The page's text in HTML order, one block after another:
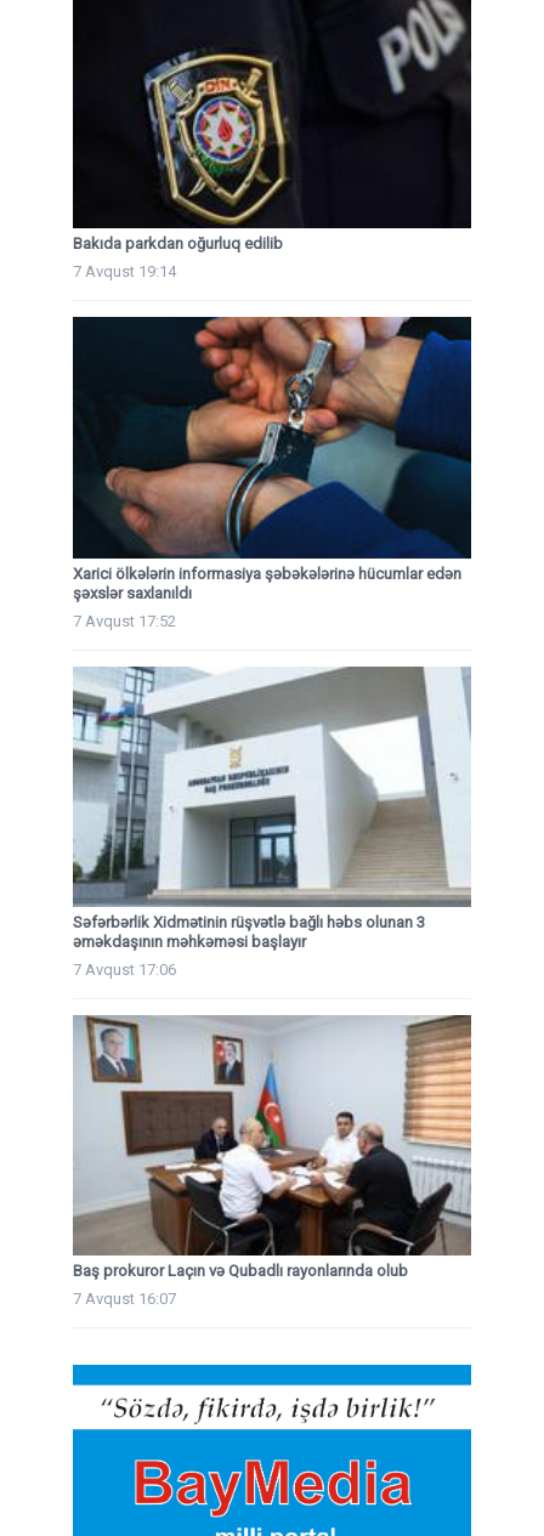
Bakıda parkdan oğurluq edilib
7 Avqust 19:14
Xarici ölkələrin informasiya şəbəkələrinə hücumlar edən
şəxslər saxlanıldı
7 Avqust 17:52
Səfərbərlik Xidmətinin rüşvətlə bağlı həbs olunan 3
əməkdaşının məhkəməsi başlayır
7 Avqust 17:06
Baş prokuror Laçın və Qubadlı rayonlarında olub
7 Avqust 16:07